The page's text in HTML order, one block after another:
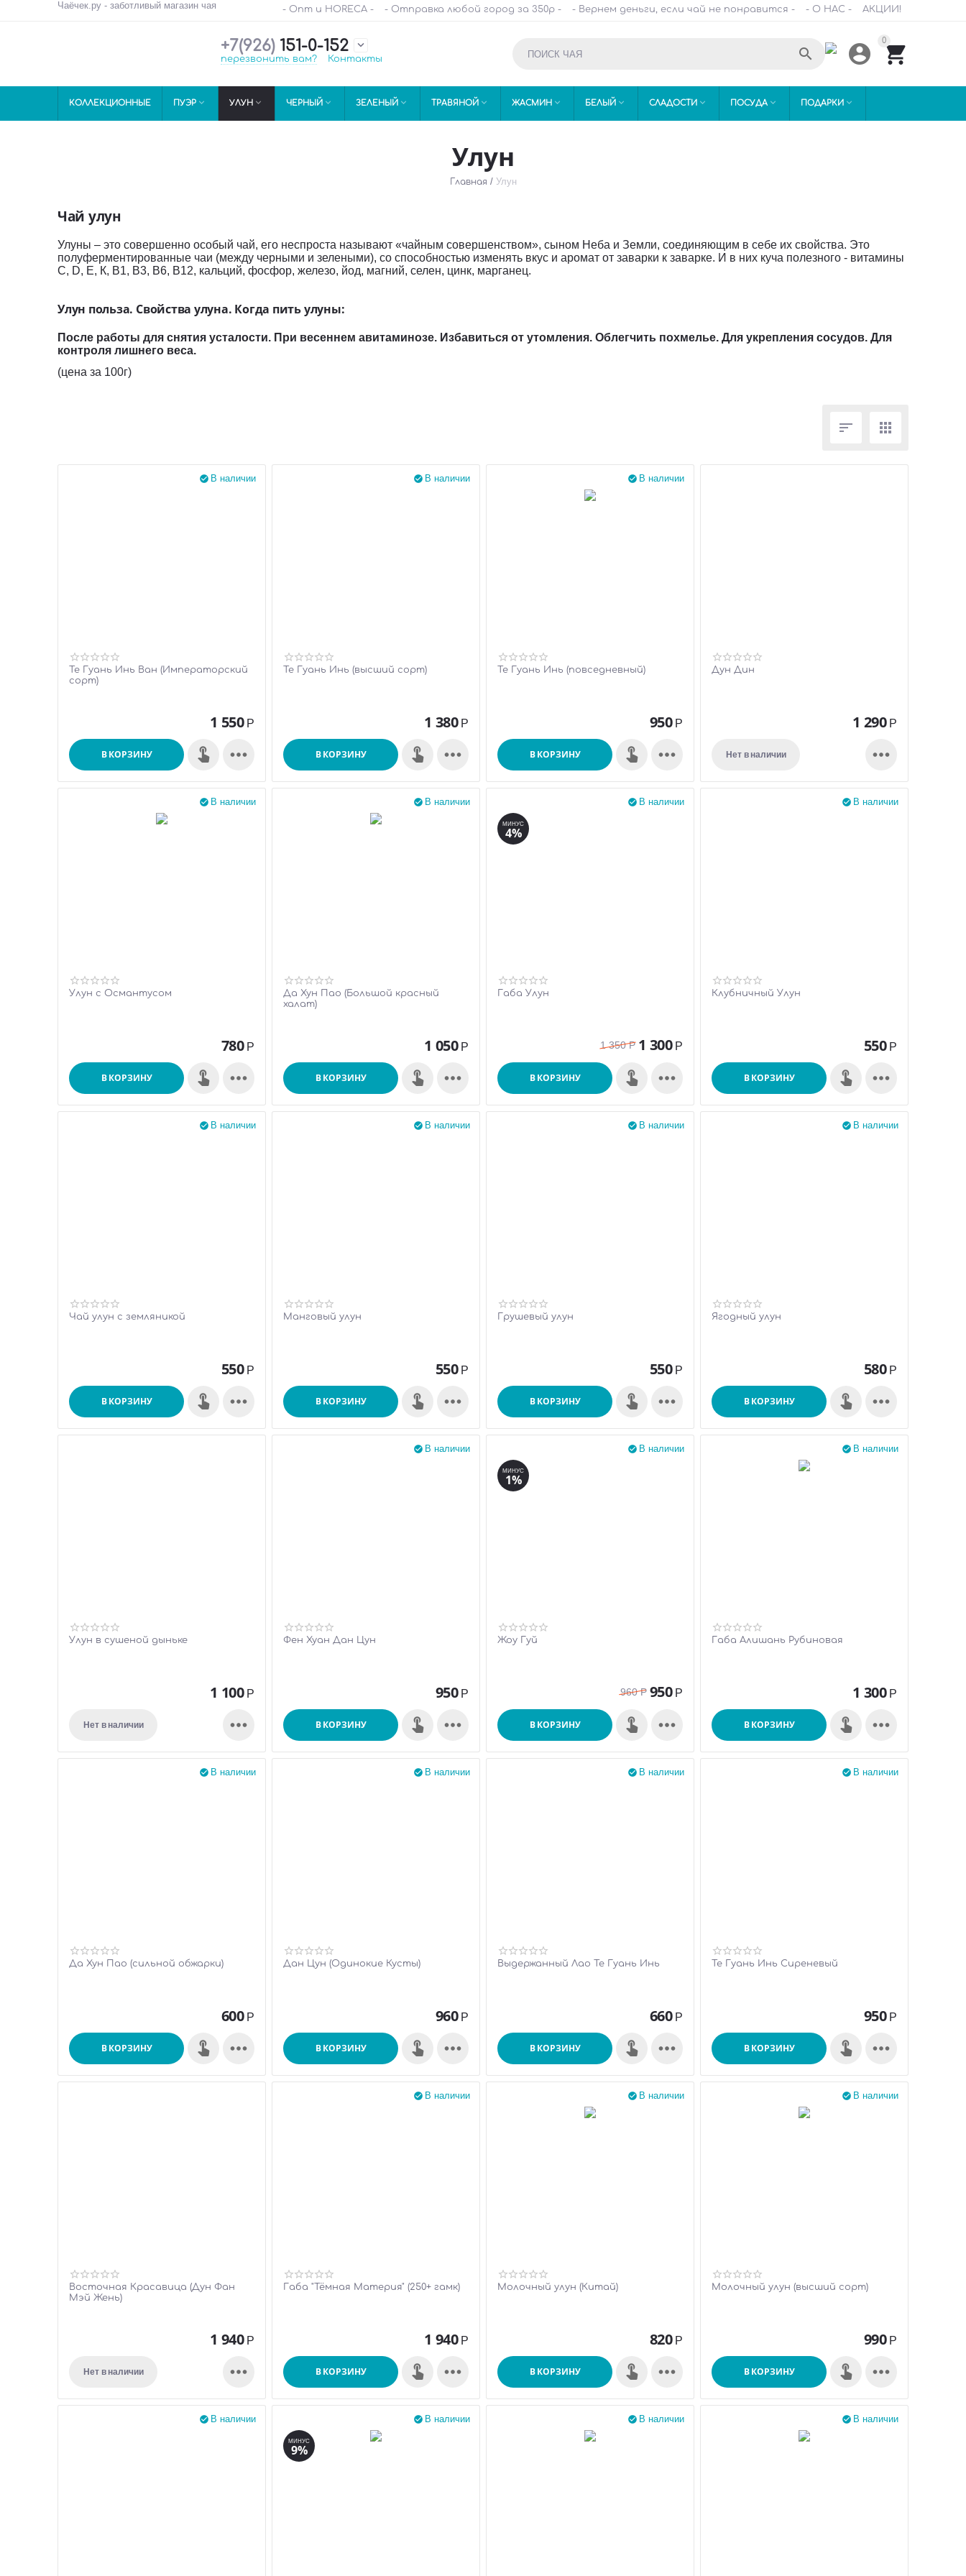
Чаёчек.ру - заботливый магазин чая - Опт и HORECA - - Отправка любой город за 350р - - Вернем деньги, если чай не понравится - - О НАС - АКЦИИ!
+7(926)151-0-152 
перезвонить вам? Контакты
0



КОЛЛЕКЦИОННЫЕ ПУЭР  УЛУН  ЧЕРНЫЙ  ЗЕЛЕНЫЙ  ТРАВЯНОЙ  ЖАСМИН  БЕЛЫЙ  СЛАДОСТИ  ПОСУДА  ПОДАРКИ 
Улун
Главная / Улун
Чай улун
Улуны – это совершенно особый чай, его неспроста называют «чайным совершенством», сыном Неба и Земли, соединяющим в себе их свойства. Это
полуферментированные чаи (между черными и зелеными), со способностью изменять вкус и аромат от заварки к заварке. И в них куча полезного - витамины
С, D, E, К, В1, В3, В6, В12, кальций, фосфор, железо, йод, магний, селен, цинк, марганец.
Улун польза. Свойства улуна. Когда пить улуны:
После работы для снятия усталости. При весеннем авитаминозе. Избавиться от утомления. Облегчить похмелье. Для укрепления сосудов. Для
контроля лишнего веса.
(цена за 100г)
 
В наличии

Те Гуань Инь Ван (Императорский
сорт)
1 550 Р
В КОРЗИНУ 
В наличии

Те Гуань Инь (высший сорт)
1 380 Р
В КОРЗИНУ 
В наличии

Те Гуань Инь (повседневный)
950 Р
В КОРЗИНУ 
Дун Дин
1 290 Р
Нет в наличии 
В наличии

Улун с Османтусом
780 Р
В КОРЗИНУ 
В наличии

Да Хун Пао (Большой красный
халат)
1 050 Р
В КОРЗИНУ 
В наличии

МИНУС
4%
Габа Улун
1 350 Р 1 300 Р
В КОРЗИНУ 
В наличии

Клубничный Улун
550 Р
В КОРЗИНУ 
В наличии

Чай улун с земляникой
550 Р
В КОРЗИНУ 
В наличии

Манговый улун
550 Р
В КОРЗИНУ 
В наличии

Грушевый улун
550 Р
В КОРЗИНУ 
В наличии

Ягодный улун
580 Р
В КОРЗИНУ 
Улун в сушеной дыньке
1 100 Р
Нет в наличии 
В наличии

Фен Хуан Дан Цун
950 Р
В КОРЗИНУ 
В наличии

МИНУС
1%
Жоу Гуй
960 Р 950 Р
В КОРЗИНУ 
В наличии

Габа Алишань Рубиновая
1 300 Р
В КОРЗИНУ 
В наличии

Да Хун Пао (сильной обжарки)
600 Р
В КОРЗИНУ 
В наличии

Дан Цун (Одинокие Кусты)
960 Р
В КОРЗИНУ 
В наличии

Выдержанный Лао Те Гуань Инь
660 Р
В КОРЗИНУ 
В наличии

Те Гуань Инь Сиреневый
950 Р
В КОРЗИНУ 
Восточная Красавица (Дун Фан
Мэй Жень)
1 940 Р
Нет в наличии 
В наличии

Габа "Тёмная Материя" (250+ гамк)
1 940 Р
В КОРЗИНУ 
В наличии

Молочный улун (Китай)
820 Р
В КОРЗИНУ 
В наличии

Молочный улун (высший сорт)
990 Р
В КОРЗИНУ 
В наличии
 В наличии

МИНУС
9%
В наличии
 В наличии
